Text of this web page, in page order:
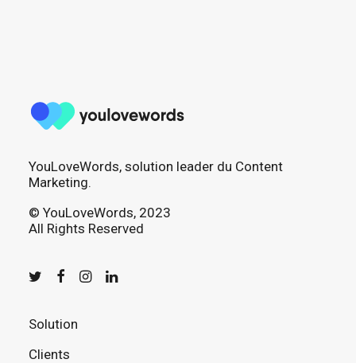
YouLoveWords, solution leader du Content
Marketing.
© YouLoveWords, 2023
All Rights Reserved
Solution
Clients